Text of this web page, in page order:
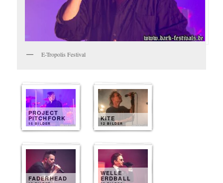
E-Tropolis Festival
PROJECT
PITCHFORK
15 BILDER
KITE
12 BILDER
FADERHEAD
WELLE
ERDBALL